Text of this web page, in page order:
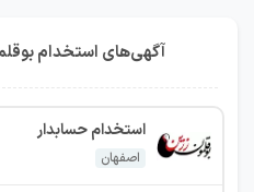
آگهی‌های استخدام
استخدام حسابدار
اصفهان